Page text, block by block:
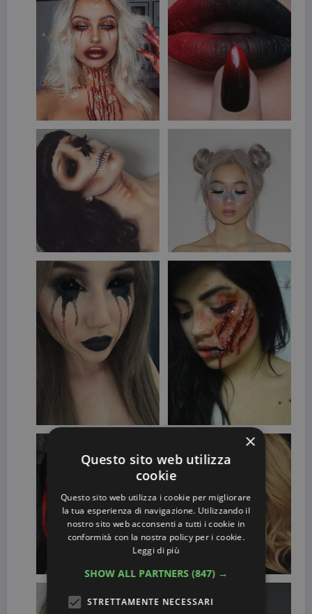
×
Questo sito web utilizza
cookie
Questo sito web utilizza i cookie per migliorare
la tua esperienza di navigazione. Utilizzando il
nostro sito web acconsenti a tutti i cookie in
conformità con la nostra policy per i cookie.
Leggi di più
SHOW ALL PARTNERS (847) →
STRETTAMENTE NECESSARI